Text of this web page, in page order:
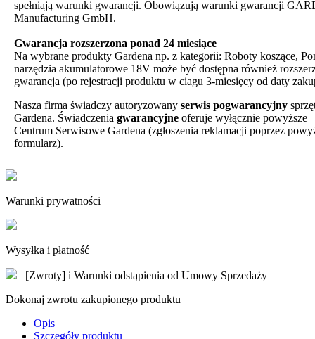
spełniają warunki gwarancji. Obowiązują warunki gwarancji
Manufacturing GmbH.
Gwarancja rozszerzona ponad 24 miesiące
Na wybrane produkty Gardena np. z kategorii: Roboty koszące,
narzędzia akumulatorowe 18V może być dostępna również
gwarancja (po rejestracji produktu w ciagu 3-miesięcy od daty
Nasza firma świadczy autoryzowany serwis pogwarancyjny
Gardena. Świadczenia gwarancyjne oferuje wyłącznie powyższe
Centrum Serwisowe Gardena (zgłoszenia reklamacji poprzez
formularz).
Warunki prywatności
Wysyłka i płatność
[Zwroty] i Warunki odstąpienia od Umowy Sprzedaży
Dokonaj zwrotu zakupionego produktu
Opis
Szczegóły produktu